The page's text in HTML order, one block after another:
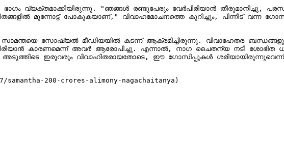
മുന്നോട്ട് പോകുകയാണ്," വിവാഹമോചനത്തെ കുറിച്ചും, പിന്നീട് വന്ന
സോഷ്യൽ മീഡിയയിൽ കടന്ന് ആക്രമിച്ചിരുന്നു. വിവാഹേതര
കാരണമെന്ന് അവർ ആരോപിച്ചു. എന്നാൽ, നാഗ ചൈതന്യ നടി ശോഭിത
അടുത്തിടെ ഇരുവരും വിവാഹിതരായതോടെ, ഈ ഗോസിപ്പുകൾ
200-crores-alimony-nagachaitanya)